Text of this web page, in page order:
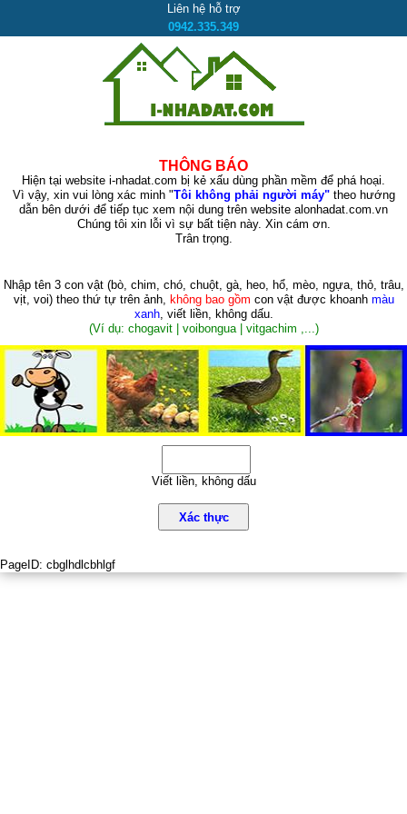
Liên hệ hỗ trợ
0942.335.349
THÔNG BÁO
Hiện tại website i-nhadat.com bị kẻ xấu dùng phần mềm để phá hoại.
Vì vậy, xin vui lòng xác minh "Tôi không phải người máy"theo hướng
dẫn bên dưới để tiếp tục xem nội dung trên website alonhadat.com.vn
Chúng tôi xin lỗi vì sự bất tiện này. Xin cám ơn.
Trân trọng.
Nhập tên 3 con vật (bò, chim, chó, chuột, gà, heo, hổ, mèo, ngựa, thỏ, trâu,
vịt, voi)theo thứ tự trên ảnh, không bao gồm con vật được khoanh màu
xanh, viết liền, không dấu.
(Ví dụ: chogavit | voibongua | vitgachim ,...)
Viết liền, không dấu
Xác thực
PageID: cbglhdlcbhlgf